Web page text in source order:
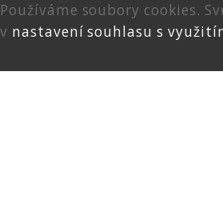
Používáme soubory cookies.
v nastavení souhlasu s